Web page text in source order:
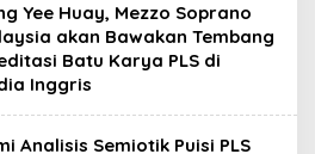
Yee Huay, Mezzo Soprano
akan Bawakan Tembang
Batu Karya PLS di
Inggris
Analisis Semiotik Puisi PLS